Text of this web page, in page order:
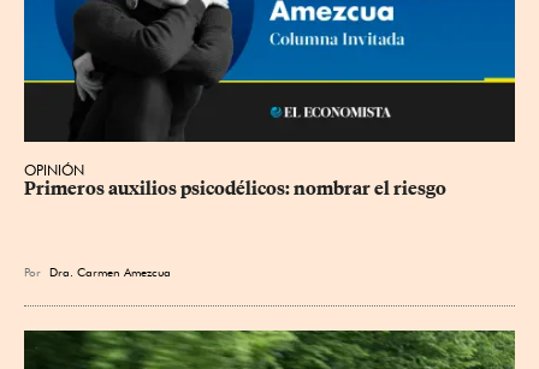
OPINIÓN
Primeros auxilios psicodélicos: nombrar el riesgo
Por Dra. Carmen Amezcua